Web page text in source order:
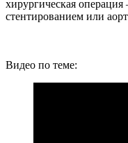
хирургическая операция
стентированием или
Видео по теме: